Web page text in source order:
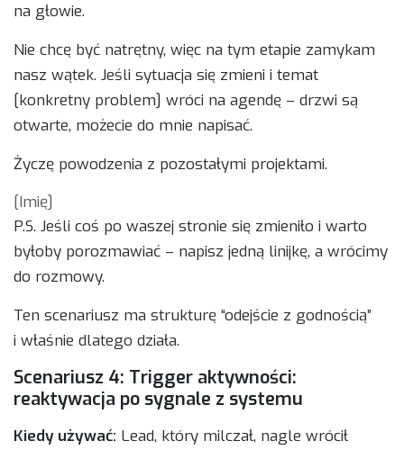
na głowie.
Nie chcę być natrętny, więc na tym etapie zamykam
nasz wątek. Jeśli sytuacja się zmieni i temat
[konkretny problem] wróci na agendę – drzwi są
otwarte, możecie do mnie napisać.
Życzę powodzenia z pozostałymi projektami.
[Imię]
P.S. Jeśli coś po waszej stronie się zmieniło i warto
byłoby porozmawiać – napisz jedną linijkę, a wrócimy
do rozmowy.
Ten scenariusz ma strukturę “odejście z godnością”
i właśnie dlatego działa.
Scenariusz 4: Trigger aktywności:
reaktywacja po sygnale z systemu
Kiedy używać: Lead, który milczał, nagle wrócił